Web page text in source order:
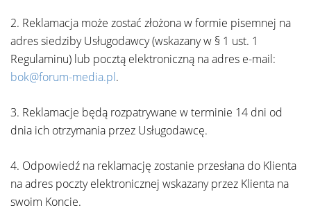
2. Reklamacja może zostać złożona w formie pisemnej na
adres siedziby Usługodawcy (wskazany w § 1 ust. 1
Regulaminu) lub pocztą elektroniczną na adres e-mail:
bok@forum-media.pl.
3. Reklamacje będą rozpatrywane w terminie 14 dni od
dnia ich otrzymania przez Usługodawcę.
4. Odpowiedź na reklamację zostanie przesłana do Klienta
na adres poczty elektronicznej wskazany przez Klienta na
swoim Koncie.